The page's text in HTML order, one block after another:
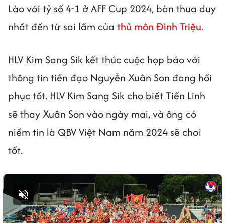
Lào với tỷ số 4-1 ở AFF Cup 2024, bàn thua duy
nhất đến từ sai lầm của thủ môn Đình Triệu.
HLV Kim Sang Sik kết thúc cuộc họp báo với
thông tin tiền đạo Nguyễn Xuân Son đang hồi
phục tốt. HLV Kim Sang Sik cho biết Tiến Linh
sẽ thay Xuân Son vào ngày mai, và ông có
niềm tin là QBV Việt Nam năm 2024 sẽ chơi
tốt.
Bật tiếng